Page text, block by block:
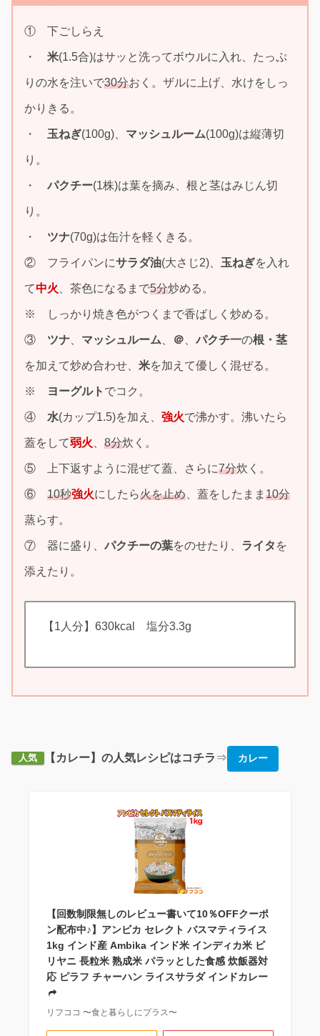
① 下ごしらえ
・ 米(1.5合)はサッと洗ってボウルに入れ、たっぷ
りの水を注いで30分おく。ザルに上げ、水けをしっ
かりきる。
・ 玉ねぎ(100g)、 マッシュルーム(100g)は縦薄切
り。
・ パクチー(1株)は葉を摘み、根と茎はみじん切
り。
・ ツナ(70g)は缶汁を軽くきる。
② フライパンにサラダ油(大さじ2)、 玉ねぎを入れ
て中火 、茶色になるまで5分炒める。
※ しっかり焼き色がつくまで香ばしく炒める。
③ ツナ マッシュルーム ＠ パクチ一の根・茎
を加えて炒め合わせ、 米を加えて優しく混ぜる。
※ ヨーグルト でコク。
④ 水(カップ1.5)を加え、 強火で沸かす。沸いたら
蓋をして弱火 8分炊く。
⑤ 上下返すように混ぜて蓋、さらに7分炊く。
⑥ 10秒強火にしたら火を止め 、蓋をしたまま 10分
蒸らす。
⑦ 器に盛り、 パクチーの葉をのせたり、 ライタ を
添えたり。
【1人分】630kcal 塩分3.3g
人気 【カレー】の人気レシピはコチラ ⇒ カレー
【回数制限無しのレビュー書いて10％OFFクーポ
ン配布中♪】アンビカ セレクト バスマティライス
1kg インド産 Ambika インド米 インディカ米 ビ
リヤニ 長粒米 熟成米 パラッとした食感 炊飯器対
応 ピラフ チャーハン ライスサラダ インドカレー
リフココ 〜食と暮らしにプラス〜